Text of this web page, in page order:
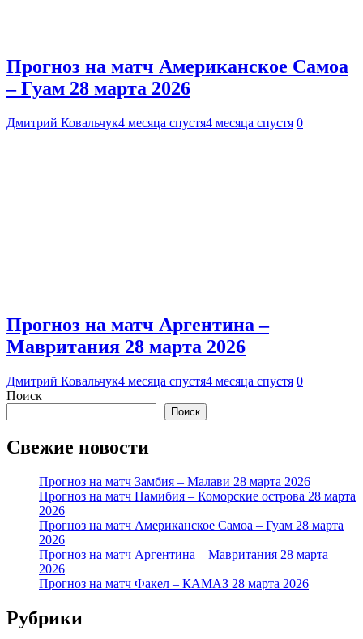
Прогноз на матч Американское Самоа
– Гуам 28 марта 2026
Дмитрий Ковальчук4 месяца спустя4 месяца спустя 0
Прогноз на матч Аргентина –
Мавритания 28 марта 2026
Дмитрий Ковальчук4 месяца спустя4 месяца спустя 0
Поиск
Поиск
Свежие новости
Прогноз на матч Замбия – Малави 28 марта 2026
Прогноз на матч Намибия – Коморские острова 28 марта
2026
Прогноз на матч Американское Самоа – Гуам 28 марта
2026
Прогноз на матч Аргентина – Мавритания 28 марта
2026
Прогноз на матч Факел – КАМАЗ 28 марта 2026
Рубрики